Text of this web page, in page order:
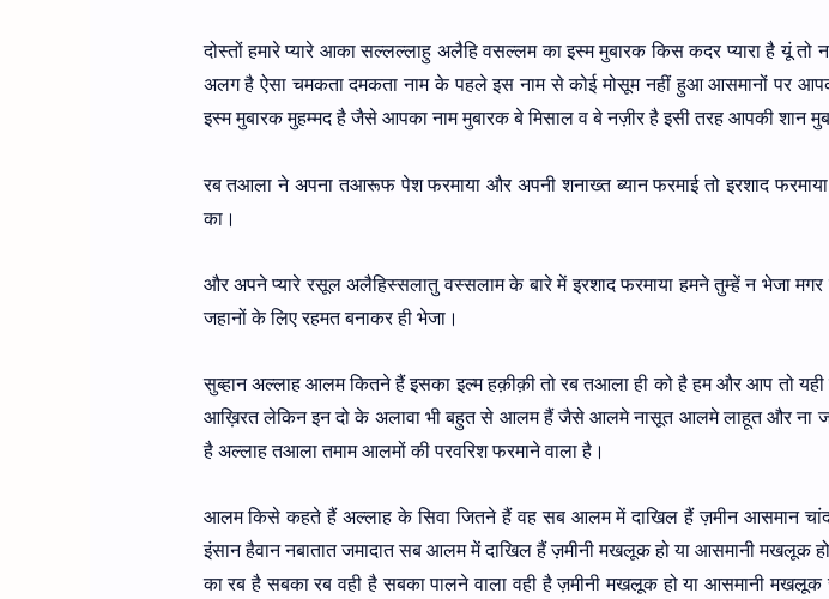
दोस्तों हमारे प्यारे आका सल्लल्लाहु अलैहि वसल्लम का इस्म मुबारक किस कदर प्यारा है यूं तो
अलग है ऐसा चमकता दमकता नाम के पहले इस नाम से कोई मोसूम नहीं हुआ आसमानों पर
इस्म मुबारक मुहम्मद है जैसे आपका नाम मुबारक बे मिसाल व बे नज़ीर है इसी तरह आपकी शान
रब तआला ने अपना तआरूफ पेश फरमाया और अपनी शनाख्त ब्यान फरमाई तो इरशाद फरमाया
का।
और अपने प्यारे रसूल अलैहिस्सलातु वस्सलाम के बारे में इरशाद फरमाया हमने तुम्हें न भेजा
जहानों के लिए रहमत बनाकर ही भेजा।
सुब्हान अल्लाह आलम कितने हैं इसका इल्म हक़ीक़ी तो रब तआला ही को है हम और आप तो
आख़िरत लेकिन इन दो के अलावा भी बहुत से आलम हैं जैसे आलमे नासूत आलमे लाहूत और ना
है अल्लाह तआला तमाम आलमों की परवरिश फरमाने वाला है।
आलम किसे कहते हैं अल्लाह के सिवा जितने हैं वह सब आलम में दाखिल हैं ज़मीन आसमान चांद
इंसान हैवान नबातात जमादात सब आलम में दाखिल हैं ज़मीनी मखलूक हो या आसमानी
का रब है सबका रब वही है सबका पालने वाला वही है ज़मीनी मखलूक हो या आसमानी मखलूक